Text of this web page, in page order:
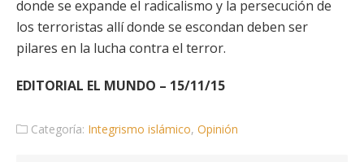
donde se expande el radicalismo y la persecución de
los terroristas allí donde se escondan deben ser
pilares en la lucha contra el terror.
EDITORIAL EL MUNDO – 15/11/15
Categoría: Integrismo islámico, Opinión